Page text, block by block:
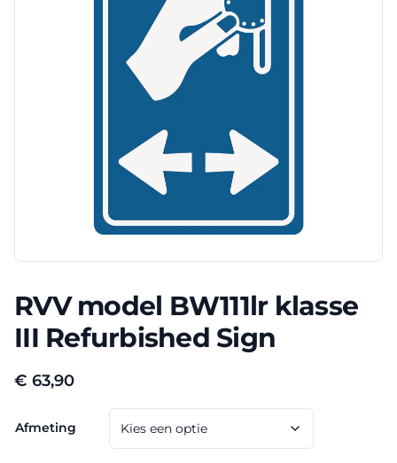
RVV model BW111lr klasse
III Refurbished Sign
€ 63,90
Afmeting